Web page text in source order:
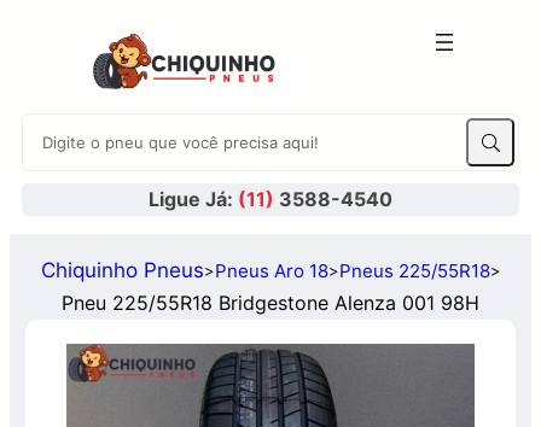
Ligue Já: (11) 3588-4540
Chiquinho Pneus>Pneus Aro 18>Pneus 225/55R18>
Pneu 225/55R18 Bridgestone Alenza 001 98H